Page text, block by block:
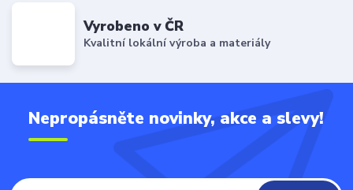
Vyrobeno v ČR
Kvalitní lokální výroba a materiály
Nepropásněte novinky, akce a slevy!